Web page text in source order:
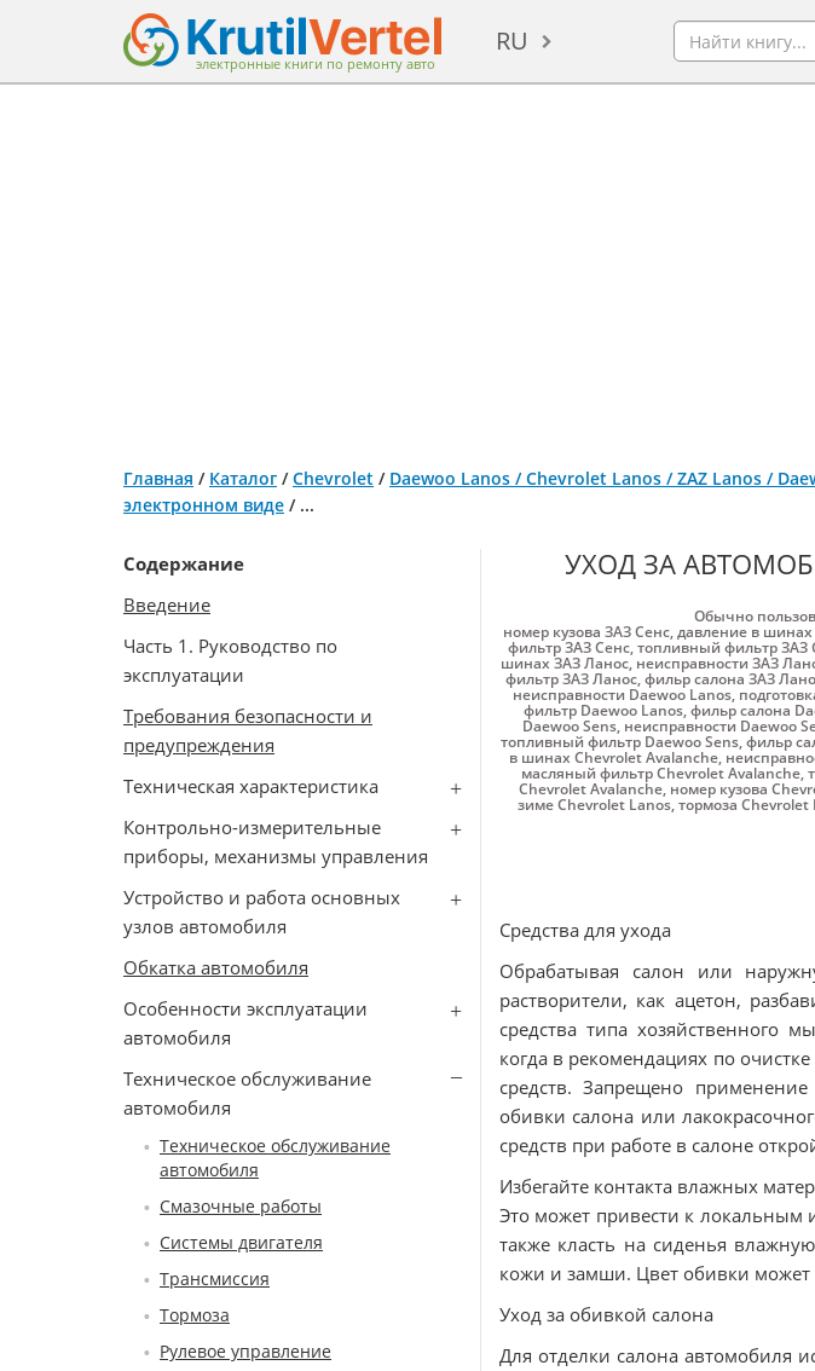
электронные книги по ремонту авто
RU
Главная / Каталог /Chevrolet / Daewoo Lanos / Chevrolet Lanos / ZAZ Lanos /
электронном виде / ...
Содержание
Введение
Часть 1. Руководство по
эксплуатации
Требования безопасности и
предупреждения
Техническая характеристика
Контрольно-измерительные
приборы, механизмы управления
Устройство и работа основных
узлов автомобиля
Обкатка автомобиля
Особенности эксплуатации
автомобиля
Техническое обслуживание
автомобиля
Техническое обслуживание
автомобиля
Смазочные работы
Системы двигателя
Трансмиссия
Тормоза
Рулевое управление
УХОД ЗА
Обычно
номер кузова ЗАЗ Cенс,давление в шинах
фильтр ЗАЗ Cенс,топливный фильтр ЗАЗ
шинах ЗАЗ Ланос, неисправности ЗАЗ
фильтр ЗАЗ Ланос,фильр салона ЗАЗ
неисправности Daewoo Lanos,
фильтр Daewoo Lanos,фильр салона
Daewoo Sens, неисправности Daewoo
топливный фильтр Daewoo Sens,фильр
в шинах Chevrolet Avalanche,
масляный фильтр Chevrolet Avalanche,
Chevrolet Avalanche, номер кузова
зиме Chevrolet Lanos,тормоза Chevrolet
Средства для ухода
Обрабатывая салон или
растворители, как ацетон,
средства типа хозяйственного
когда в рекомендациях по
средств. Запрещено
обивки салона или
средств при работе в салоне
Избегайте контакта влажных
Это может привести к локальным
также класть на сиденья
кожи и замши. Цвет обивки может
Уход за обивкой салона
Для отделки салона автомобиля